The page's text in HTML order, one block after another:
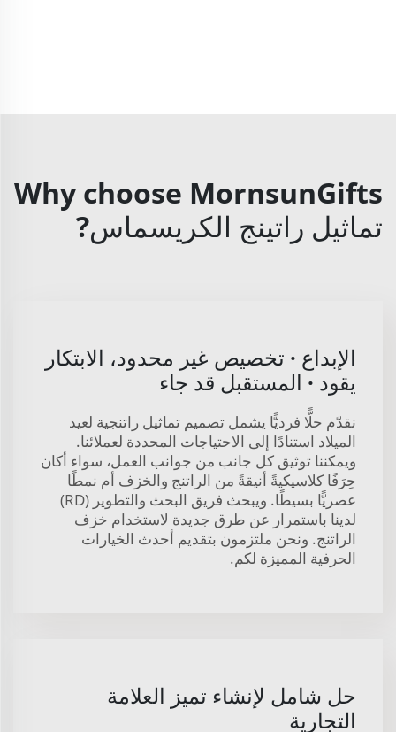
Why choose MornsunGifts
تماثيل راتينج الكريسماس?
الإبداع · تخصيص غير محدود، الابتكار
يقود · المستقبل قد جاء
نقدّم حلًّا فرديًّا يشمل تصميم تماثيل راتنجية لعيد
الميلاد استنادًا إلى الاحتياجات المحددة لعملائنا.
ويمكننا توثيق كل جانب من جوانب العمل، سواء أكان
حِرَفًا كلاسيكيةً أنيقةً من الراتنج والخزف أم نمطًا
عصريًّا بسيطًا. ويبحث فريق البحث والتطوير (RD)
لدينا باستمرار عن طرق جديدة لاستخدام خزف
الراتنج. ونحن ملتزمون بتقديم أحدث الخيارات
الحرفية المميزة لكم.
حل شامل لإنشاء تميز العلامة
التجارية